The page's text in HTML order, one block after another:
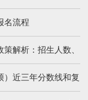
名流程
解析：招生人数、
）近三年分数线和复